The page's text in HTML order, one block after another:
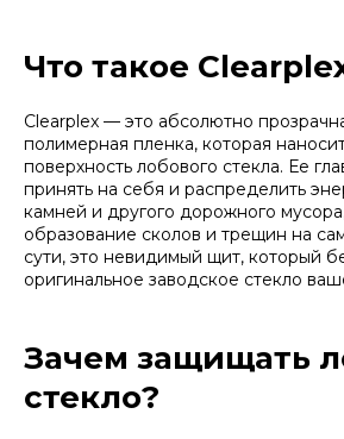
Что такое
Clearplex — это абсолютно
полимерная пленка, которая
поверхность лобового стекла. Ее
принять на себя и распределить
камней и другого дорожного
образование сколов и трещин на
сути, это невидимый щит, который
оригинальное заводское стекло
Зачем защищать
стекло?